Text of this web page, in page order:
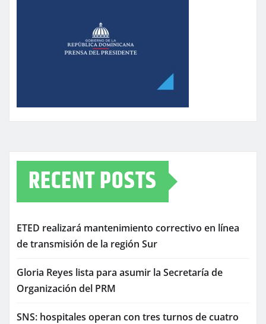
RECENT POSTS
ETED realizará mantenimiento correctivo en línea
de transmisión de la región Sur
Gloria Reyes lista para asumir la Secretaría de
Organización del PRM
SNS: hospitales operan con tres turnos de cuatro